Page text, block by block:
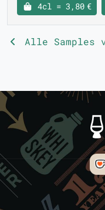
4cl = 3,80 €
Alle Samples